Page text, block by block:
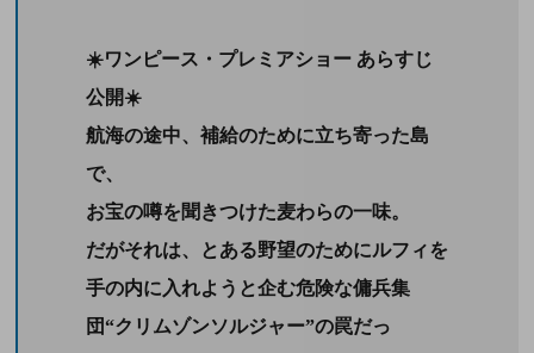
☀️ワンピース・プレミアショー あらすじ
公開☀️
航海の途中、補給のために立ち寄った島
で、
お宝の噂を聞きつけた麦わらの一味。
だがそれは、とある野望のためにルフィを
手の内に入れようと企む危険な傭兵集
団“クリムゾンソルジャー”の罠だっ